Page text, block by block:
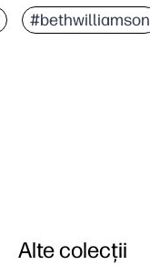
#bethwilliamson
Alte colecții